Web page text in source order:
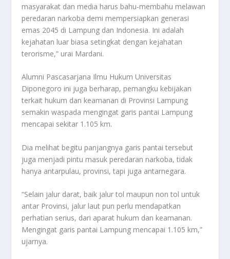
masyarakat dan media harus bahu-membahu melawan
peredaran narkoba demi mempersiapkan generasi
emas 2045 di Lampung dan Indonesia. Ini adalah
kejahatan luar biasa setingkat dengan kejahatan
terorisme,” urai Mardani.
Alumni Pascasarjana Ilmu Hukum Universitas
Diponegoro ini juga berharap, pemangku kebijakan
terkait hukum dan keamanan di Provinsi Lampung
semakin waspada mengingat garis pantai Lampung
mencapai sekitar 1.105 km.
Dia melihat begitu panjangnya garis pantai tersebut
juga menjadi pintu masuk peredaran narkoba, tidak
hanya antarpulau, provinsi, tapi juga antarnegara.
“Selain jalur darat, baik jalur tol maupun non tol untuk
antar Provinsi, jalur laut pun perlu mendapatkan
perhatian serius, dari aparat hukum dan keamanan.
Mengingat garis pantai Lampung mencapai 1.105 km,”
ujarnya.